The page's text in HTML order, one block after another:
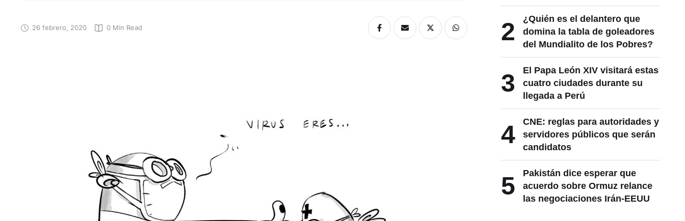
26 febrero, 2020 0 Min Read 2
¿Quién es el delantero que
domina la tabla de goleadores
del Mundialito de los Pobres?
3
El Papa León XIV visitará estas
cuatro ciudades durante su
llegada a Perú
4
CNE: reglas para autoridades y
servidores públicos que serán
candidatos
5
Pakistán dice esperar que
acuerdo sobre Ormuz relance
las negociaciones Irán-EEUU